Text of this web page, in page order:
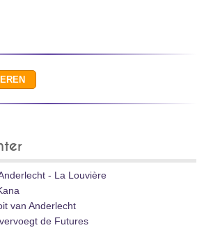
- La Louvière
van Anderlecht
de Futures